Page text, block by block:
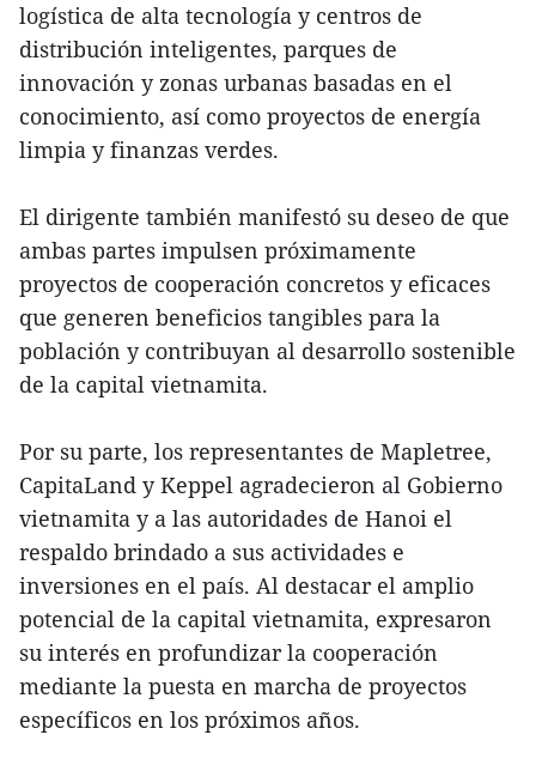
logística de alta tecnología y centros de
distribución inteligentes, parques de
innovación y zonas urbanas basadas en el
conocimiento, así como proyectos de energía
limpia y finanzas verdes.
El dirigente también manifestó su deseo de que
ambas partes impulsen próximamente
proyectos de cooperación concretos y eficaces
que generen beneficios tangibles para la
población y contribuyan al desarrollo sostenible
de la capital vietnamita.
Por su parte, los representantes de Mapletree,
CapitaLand y Keppel agradecieron al Gobierno
vietnamita y a las autoridades de Hanoi el
respaldo brindado a sus actividades e
inversiones en el país. Al destacar el amplio
potencial de la capital vietnamita, expresaron
su interés en profundizar la cooperación
mediante la puesta en marcha de proyectos
específicos en los próximos años.